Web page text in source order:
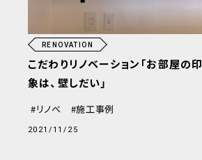
RENOVATION
こだわりリノベーション「お部屋の印
象は、壁しだい」
リノベ 施工事例
2021/11/25